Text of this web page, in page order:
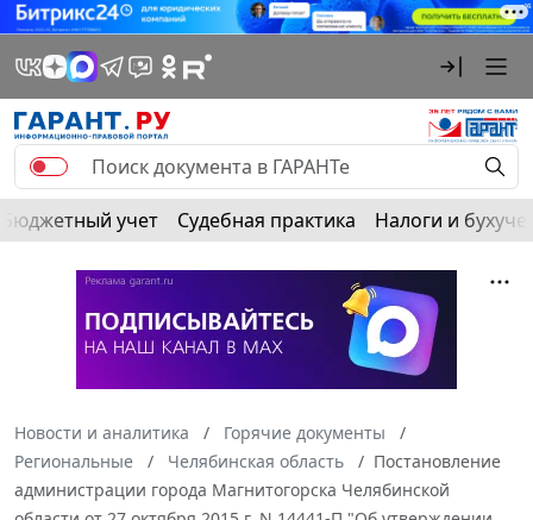
Бюджетный учет Судебная практика Налоги и
Новости и аналитика
Горячие документы
Региональные
Челябинская область
Постановление
администрации города Магнитогорска Челябинской